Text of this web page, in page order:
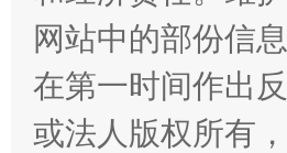
网站中的部份信
在第一时间作出
或法人版权所有